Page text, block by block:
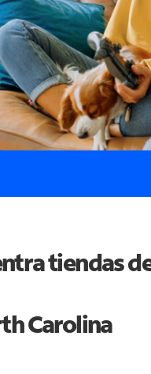
tiendas
Carolina